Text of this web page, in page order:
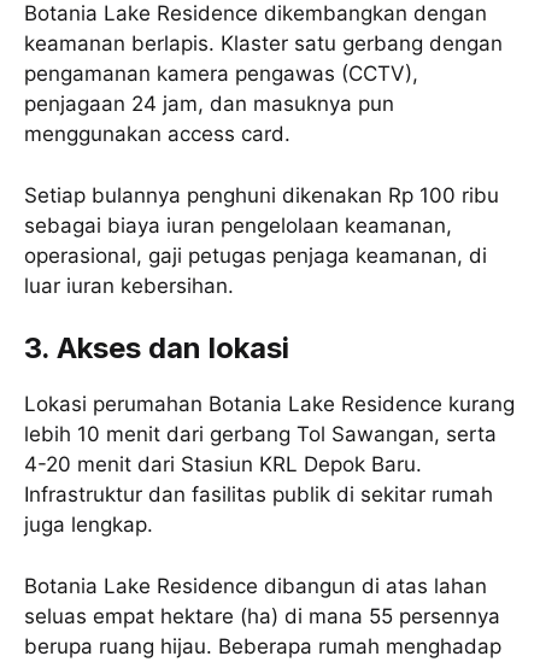
Botania Lake Residence dikembangkan dengan
keamanan berlapis. Klaster satu gerbang dengan
pengamanan kamera pengawas (CCTV),
penjagaan 24 jam, dan masuknya pun
menggunakan access card.
Setiap bulannya penghuni dikenakan Rp 100 ribu
sebagai biaya iuran pengelolaan keamanan,
operasional, gaji petugas penjaga keamanan, di
luar iuran kebersihan.
3. Akses dan lokasi
Lokasi perumahan Botania Lake Residence kurang
lebih 10 menit dari gerbang Tol Sawangan, serta
4-20 menit dari Stasiun KRL Depok Baru.
Infrastruktur dan fasilitas publik di sekitar rumah
juga lengkap.
Botania Lake Residence dibangun di atas lahan
seluas empat hektare (ha) di mana 55 persennya
berupa ruang hijau. Beberapa rumah menghadap